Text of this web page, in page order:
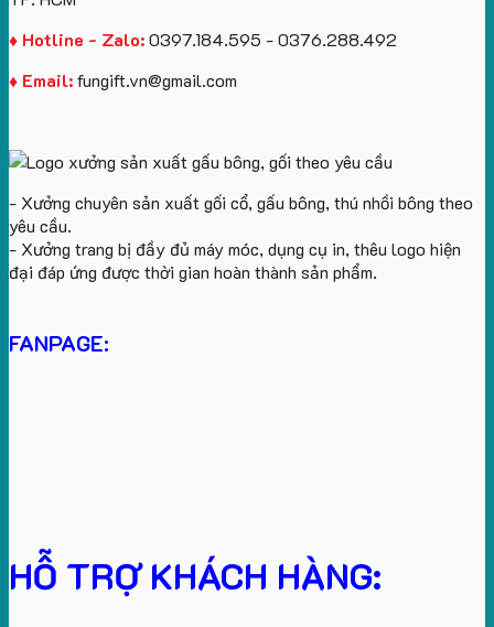
♦ Hotline - Zalo:0397.184.595 - 0376.288.492
♦ Email:fungift.vn@gmail.com
- Xưởng chuyên sản xuất gối cổ, gấu bông, thú nhồi bông theo
yêu cầu.
- Xưởng trang bị đầy đủ máy móc, dụng cụ in, thêu logo hiện
đại đáp ứng được thời gian hoàn thành sản phẩm.
FANPAGE:
HỖ TRỢ KHÁCH HÀNG: